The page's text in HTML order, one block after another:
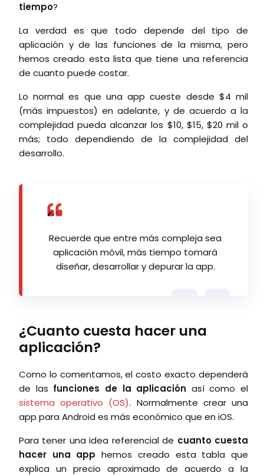
tiempo?
La verdad es que todo depende del tipo de
aplicación y de las funciones de la misma, pero
hemos creado esta lista que tiene una referencia
de cuanto puede costar.
Lo normal es que una app cueste desde $4 mil
(más impuestos) en adelante, y de acuerdo a la
complejidad pueda alcanzar los $10, $15, $20 mil o
más; todo dependiendo de la complejidad del
desarrollo.
Recuerde que entre más compleja sea
aplicación móvil, más tiempo tomará
diseñar, desarrollar y depurar la app.
¿Cuanto cuesta hacer una
aplicación?
Como lo comentamos, el costo exacto dependerá
de las funciones de la aplicación así como el
sistema operativo (OS). Normalmente crear una
app para Android es más económico que en iOS.
Para tener una idea referencial de cuanto cuesta
hacer una app hemos creado esta tabla que
explica un precio aproximado de acuerdo a la